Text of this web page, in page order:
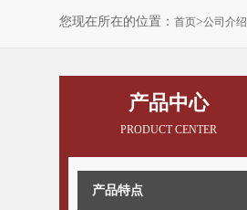
您现在所在的位置： 首页>公司介绍
产品中心
PRODUCT CENTER
产品特点